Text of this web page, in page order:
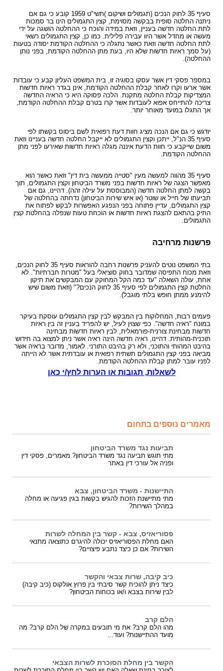
חוק הפיצויים לנפגעי תאונות דרכים
עורך דין תאונת דרכים, עברת תאונה? נשאר לבחור
עו"ד
תקנות פיצויים לנפגעי תאונות דרכים (תשלומים
תכופים)
חוק נפגעי תאונות דרכים (סיוע לבני משפחה)
ייעוץ - עורכי דין
שאלות ותשובות - נזקי גוף
פורום אורטופדיה וכירורגיה
רשלנות רפואית- העברת נטל הראיה אל הנתבעים
רשלנות רפואית - ניתוחים
רשלנות רפואית - אבחון לקוי
רשלנות רפואית בלידה - הריון
שיתוק מוחין, פיגור שכלי, תביעת רשלנות רפואית
רשלנות רפואית- ניתוח פלסטי קוסמטי
מידע על תביעות רשלנות רפואית
ס` 35-36 לחוק הנזיקין
חוק זכויות החולה
קצין תגמולים - בקשה לעיון נוסף
קצין תגמולים דחה את תביעתך?
נכי צה"ל וחוק הנכים, לאן?
קביעת אחוזי נכות לנפגעי משרד הביטחון - תקנות
נפגעי פעולות איבה - טרור
הלם קרב
קצין תגמולים- מידע משפטי ומדריך להגשת תביעה
נכי צה"ל - דוגמאות לתביעות נכות
עורכי דין מייעצים- משרד הביטחון, צבא
בחירת זכויות לפי חוק הביטוח הלאומי או לפי חוק
הנכים?
תאונות אופניים
תאונות אופנוע - רכב דו גלגלי
תביעת ביטוח בגין נכות מתאונה ומחלוקת בנוגע
לפרשנות חישוב הפיצוי
חיה מועדת - נשיכת כלב
רשלנות מקצועית
חוק פיצוי לנפגעי פוליו, התשס"ז-2007
בדיקת החזרי מס
דואר אלקטרוני, חוק הספאם ודואר זבל, עד מתי?
צליפת שוט, פגיעות ראש, זעזוע מוח, פגיעה נפשית
דירוג עורכי דין - פרסום עורכי דין בחינם באינטרנט !
מומחה רפואי - מה תפקידו ?
סעיף 35 לחוק הנכים (תגמולים ושיקום )תשי"ט 1959
קובע כי גם אם
ניתנה החלטה סופית בבקשה מסוימת, קצין התגמולים הינו בר סמכות
לתת החלטה חדשה בעניין, וזאת במידה והוכח כי ההחלטה הושגה על ידי
מעשה או מחדל אשר היוו עבירה פלילית. כמו כן, קצין התגמולים רשאי
לתת החלטה חדשה וזאת כאשר נתגלה כי ההחלטה הקודמת יסודה בטעות
(על סמך ראיות חדשות שלא היו, בעת מתן ההחלטה הקודמת, בפני נותן
ההחלטה).
במספר פסקי דין אשר עסקו בסוגיה זו, בית המשפט העליון קבע כי עובדות
אשר ארעו וקרו לאחר קבלת ההחלטה הקודמת, אינן בגדר ראיות חדשות
המצדיקות קבלת החלטה מתקנת. הלכה פסוקה היא כי הראיה החדשה
צריכה להתייחס אפוא לעובדות אשר קרו בטרם קבלת ההחלטה הקודמת,
אך התגלו במועד מאוחר יותר.
יודגש כי גם אם הנכה מציג חוות דעת רפואית לשם ביסוס בקשתו לפי
סעיף 35 הנ"ל, ייתכן וקצין התגמולים לא ייקבל החלטה חדשה בעניינו וזאת
משום שייקבע כי חוות הדעת איננה מגלה ראיות חדשות שאירעו לפני מתן
ההחלטה הקודמת.
סעיף 35 מהווה למעשה מעין "סטייה ממעשה בית דין" וזאת כאשר הוא
מאפשר הצגה של ראיות חדשות בפני משרד הביטחון וקצין התגמולים, תוך
בקשה למתן החלטה חדשה (המבוססת על עילה זהה). דהיינו, גם אם
תביעתו של חייל או שוטר (או איש שירות הביטחון) נדחתה בהחלטה של
קצין התגמולים, עדיין פתוחה בפני הנפגע האפשרות לבקש לפתוח את
התיק בהתאם להצגת ראיות חדשות או הוכחת טעות שנפלה בהחלטת קצין
התגמולים.
פרשנות מרחיבה
בתי המשפט נוטים להעניק פרשנות רחבה להוראות סעיף 35 לחוק הנכים,
וזאת מכוח התפיסה שמדובר בחוק סוציאלי בעל "מטרות חברתיות". לא
אחת, עולה השאלה "עד כמה הקל המחוקק עם המבקשים את תיקון
החלטת קצין התגמולים לפי סעיף 35 לחוק הנכים?" (וזאת משום שיש
להימנע ממתן חופש בלתי מוגבל).
פעמים רבות, המחלוקות בין המבקש לבין קצין התגמולים עוסקת בעיקר
במונח "ראיה חדשה". כפי שצוין לעיל, יש להפריד בעניין זה בין ראיות
חדשות מבחינת צורנית-פורמאלית, לבין ראיות חדשות מבחינה
תוכנית-מהותית. דהיינו, ראיה חדשה הינה ראיה אשר ניתן למצוא בה חידוש
בהיבט המהותי והתוכני, ולא רק בהיבט התורני. לאמור, מדובר בראיה אשר
מביאה בפני קצין התגמולים תשתית רפואית או עובדתית אשר לא הייתה
לפניו עובר למתן קבלת ההחלטה הקודמת.
לשאלות, תגובות או הערות לחץ/י כאן
מאמרים נוספים בתחום
תביעות נגד משרד הביטחון
מתי תוגש תביעה נגד משרד הביטחון? מאמרים, פסקי דין
ופניה אל עורכי דין באתר
התיישנות - משרד הביטחון, צבא
מתי מתיישנת הזכות להגיש בקשות בגין פגיעה או מחלה
במהלך השירות?
פסוריאזיס, צבא - קשר בין המחלה לשרות
האם מחלת הפסוריאזיס יכולה להיגרם כתוצאה מתנאי
השירות? אם כן כיצד נתבע פיצויים?
כיב קיבה, שרות צבאי והקשר
כיצד ניתן להוכיח קשר סיבתי בין פרוץ אולקוס (כיב קיבה)
לבין שירות בצבא ו/או בכוחות הביטחון?
הלם קרב
מהו הלם קרב? את מי תובעים במקרה של הלם קרב? מה
מועד ההתיישנות? ועוד...
הקשר בין מחלת הסוכרת לשרות הצבאי